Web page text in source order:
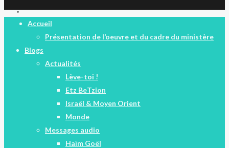
facebook
Close
Menu
Accueil
Présentation de l’oeuvre et du cadre du ministère
Blogs
Actualités
Lève-toi !
Etz BeTzion
Israël & Moyen Orient
Monde
Messages audio
Haïm Goël